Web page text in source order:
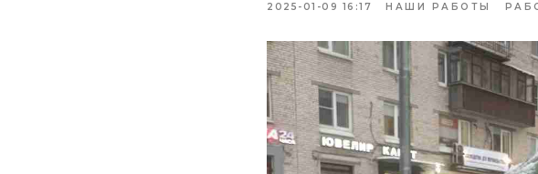
2025-01-09 16:17 НАШИ РАБОТЫ